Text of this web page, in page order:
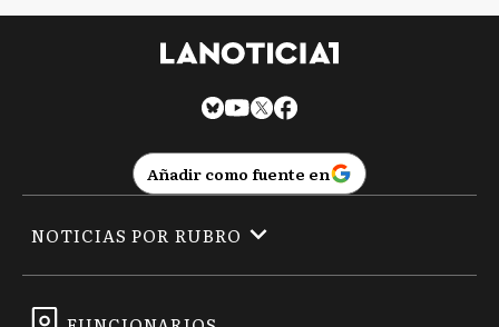
Añadir como fuente en
NOTICIAS POR RUBRO